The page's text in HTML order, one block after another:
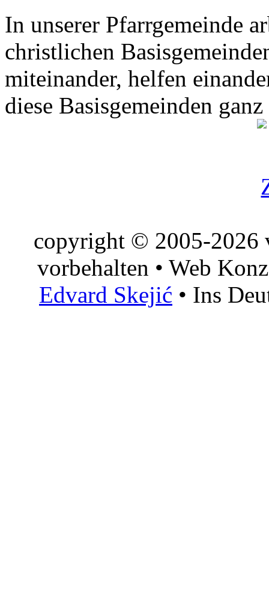
In unserer Pfarrgemeinde
christlichen
miteinander, helfen
diese Basisgemeinden
copyright © 2005-2026
vorbehalten • Web
Edvard Skejić • Ins